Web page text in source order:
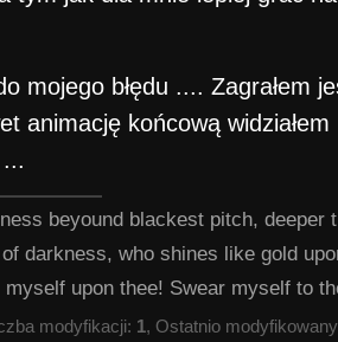
mojego błędu .... Zagrałem
animację końcową
beyound blackest pitch, deeper
darkness, who shines like gold
myself upon thee! Swear myself to
modyfikacji: 1, Ostatnio